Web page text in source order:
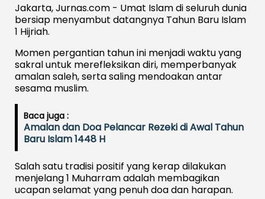
Jakarta, Jurnas.com - Umat Islam di seluruh dunia
bersiap menyambut datangnya Tahun Baru Islam
1 Hijriah.
Momen pergantian tahun ini menjadi waktu yang
sakral untuk merefleksikan diri, memperbanyak
amalan saleh, serta saling mendoakan antar
sesama muslim.
Baca juga :
Amalan dan Doa Pelancar Rezeki di Awal Tahun
Baru Islam 1448 H
Salah satu tradisi positif yang kerap dilakukan
menjelang 1 Muharram adalah membagikan
ucapan selamat yang penuh doa dan harapan.